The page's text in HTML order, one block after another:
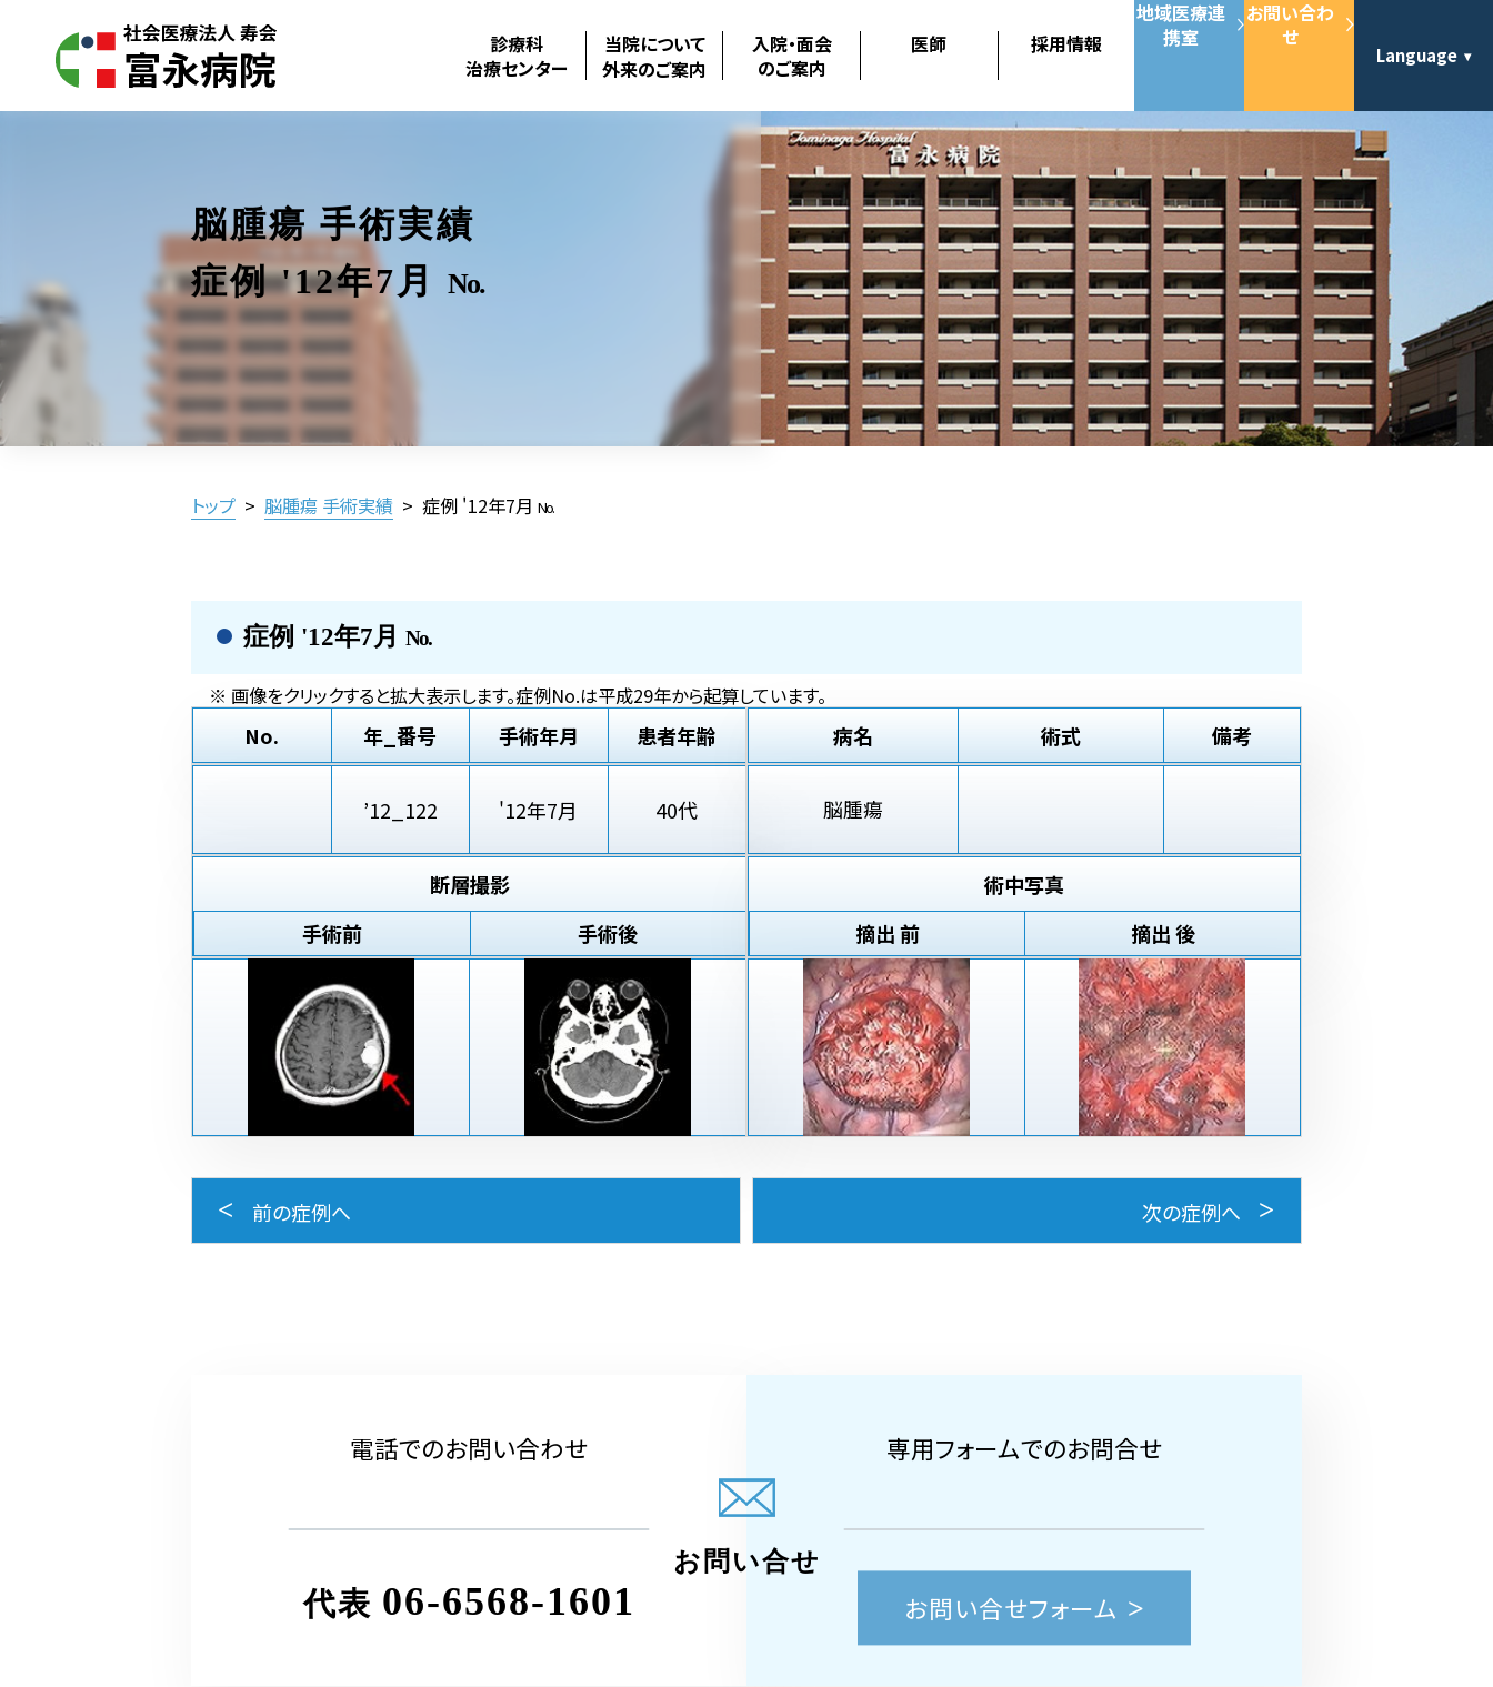
診療科
治療センター
当院について
外来のご案内
入院・面会
のご案内
医師 採用情報
地域医療連
携室
お問い合わ
せ
Language
脳腫瘍 手術実績
症例 '12年7月
No.
トップ > 脳腫瘍 手術実績 > 症例 '12年7月No.
症例 '12年7月 No.
※ 画像をクリックすると拡大表示します。症例No.は平成29年から起算しています。
No. 年_番号 手術年月 患者年齢
’12_122 '12年7月 40代
病名 術式 備考
脳腫瘍
断層撮影
手術前
手術後
術中写真
摘出 前
摘出 後
前の症例へ 次の症例へ
電話でのお問い合わせ
代表 06-6568-1601
専用フォームでのお問合せ
お問い合せフォーム
お問い合せ